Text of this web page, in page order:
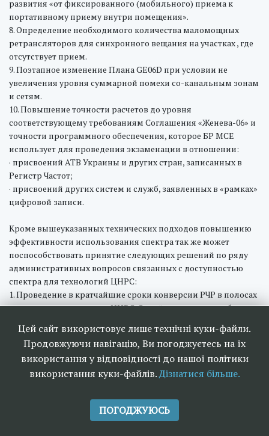
развития «от фиксированного (мобильного) приема к
портативному приему внутри помещения».
8. Определение необходимого количества маломощных
ретрансляторов для синхронного вещания на участках , где
отсутствует прием.
9. Поэтапное изменение Плана GЕ06D при условии не
увеличения уровня суммарной помехи со-канальным зонам
и сетям.
10. Повышение точности расчетов до уровня
соответствующему требованиям Соглашения «Женева-06» и
точности программного обеспечения, которое БР МСЕ
использует для проведения экзаменации в отношении:
· присвоений АТВ Украины и других стран, записанных в
Регистр Частот;
· присвоений других систем и служб, заявленных в «рамках»
цифровой записи.
Кроме вышеуказанных технических подходов повышению
эффективности использования спектра так же может
поспособствовать принятие следующих решений по ряду
административных вопросов связанных с доступностью
спектра для технологий ЦНРС:
1. Проведение в кратчайшие сроки конверсии РЧР в полосах
частот, выделенных для ЦНРС. С этой целью целесообразно:
программу по повышению эффективности использования
РЧР Украины в полосах 174-230 МГц, 470-862 МГц;
· предусмотреть в планах и других нормативных
документах, которые регламентируют внедрение ЦНТВ в
режимам и параметрам, которые определяются Планом
GE06D. Это даст возможность оптимальным образом
Цей сайт використовує лише технічні куки-файли.
Продовжуючи навігацію, Ви погоджуєтесь на їх
використання у відповідності до нашої політики
використання куки-файлів.Дізнатися більше.
ПОГОДЖУЮСЬ